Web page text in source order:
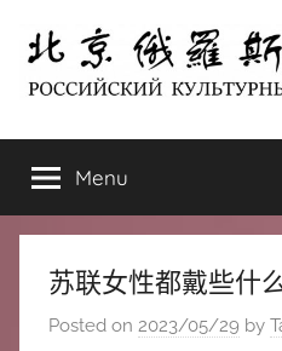
content
北
京
俄
罗
ЦЕНТР
В
ПЕКИНЕ
Menu
苏联女性都戴些什
Posted on 2023/05/29 by